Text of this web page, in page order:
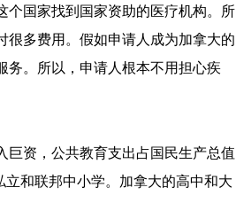
个国家找到国家资助的医疗机构。所
很多费用。假如申请人成为加拿大的
务。所以，申请人根本不用担心疾
巨资，公共教育支出占国民生产总值
和联邦中小学。加拿大的高中和大